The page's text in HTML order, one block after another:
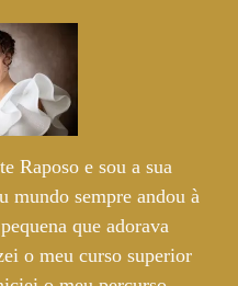
Raposo e sou a sua
mundo sempre andou à
que adorava
o meu curso superior